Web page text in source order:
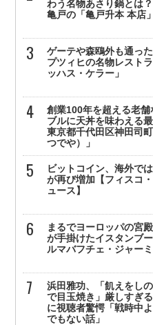
わう名物あさり鍋とは
亀戸の「亀戸升本 本店」
ゲーテや森鴎外も通っ
プツィヒの名物レスト
ッハス・ケラー」
創業100年を超える老
ブルに天丼を味わえる
東京都千代田区神田司
つでや）」
ビットコイン、海外で
が再び増加【フィスコ
ュース】
まるでヨーロッパの宮
が手掛けたイスタンブ
ルマバフチェ・ジャーミ
浜田雅功、「飢えをし
で目玉焼き」厳しすぎ
に視聴者驚愕「戦時中
でもない話」